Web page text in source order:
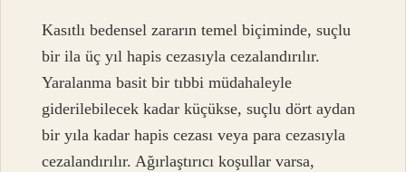
Kasıtlı bedensel zararın temel biçiminde, suçlu
bir ila üç yıl hapis cezasıyla cezalandırılır.
Yaralanma basit bir tıbbi müdahaleyle
giderilebilecek kadar küçükse, suçlu dört aydan
bir yıla kadar hapis cezası veya para cezasıyla
cezalandırılır. Ağırlaştırıcı koşullar varsa,